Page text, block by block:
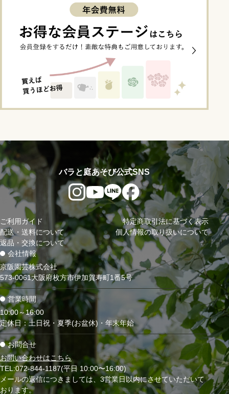
会社情報
京阪園芸株式会社
573-0061大阪府枚方市伊加賀寿町1番5号
営業時間
10:00～16:00
定休日：土日祝・夏季(お盆休)・年末年始
お問合せ
お問い合わせはこちら
TEL:072-844-1187(平日 10:00〜16:00)
メールの返信につきましては、3営業日以内にさせていただいて
おります。
バラと庭あそび公式SNS
ご利用ガイド
配送・送料について
返品・交換について
特定商取引法に基づく表示
個人情報の取り扱いについて